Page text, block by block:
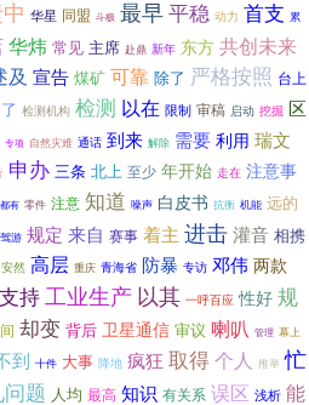
华星 同盟 斗极 最早平稳 动力 首支 累
华炜 常见 主席 赴鼎 新年 东方 共创未来
及 宣告 煤矿 可靠 除了 严格按照 台上
检测机构 检测 以在 限制 审稿 启动 挖掘 区
专项 自然灾难 通话 到来 解除 需要 利用 瑞文
申办 三条 北上 至少 年开始 走在 注意事
都有 零件 注意 知道 噪声 白皮书 抗衡 机能 远的
游 规定 来自 赛事 着主 进击灌音 相携
安然 高层 重庆 青海省 防暴 专访 邓伟 两款
支持工业生产 以其 一呼百应 性好规
却变 背后 卫星通信 审议 喇叭 管理 幕上
到 十件 大事 降地 疯狂 取得个人 推举 忙
题 人均 最高 知识 有关系 误区 浅析 能